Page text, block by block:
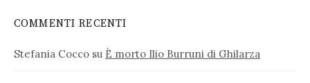
COMMENTI RECENTI
Stefania Cocco su È morto Ilio Burruni di Ghilarza